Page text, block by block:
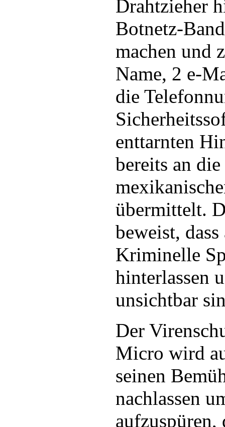
Drahtzieher
Botnetz-
machen und
Name, 2 e-
die
enttarnten
bereits an
übermittelt.
beweist,
Kriminelle
hinterlassen
unsichtbar
Der
Micro wird
seinen
nachlassen
aufzuspüren,